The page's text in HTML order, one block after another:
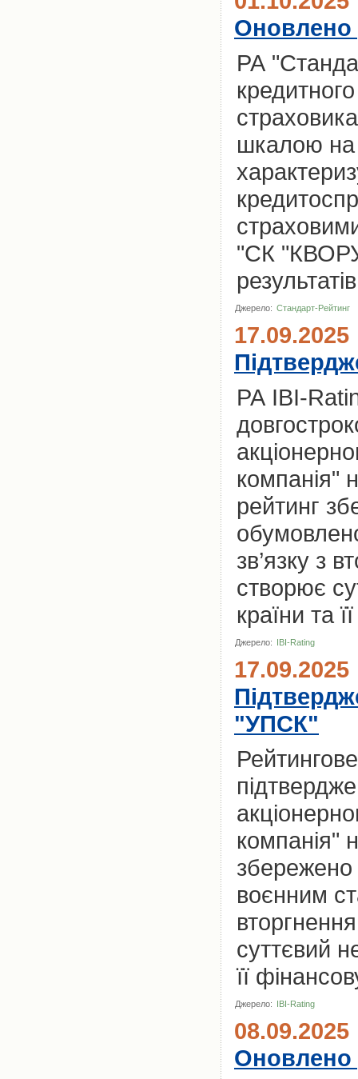
РА
шкалою на
"СК
Джерело: Стандарт-Рейтинг
17.09.2025
РА IBI-
компанія"
рейтинг
зв’язку з
створює
країни та
Джерело: IBI-Rating
17.09.2025
"УПСК"
компанія"
воєнним
суттєвий
її
Джерело: IBI-Rating
08.09.2025